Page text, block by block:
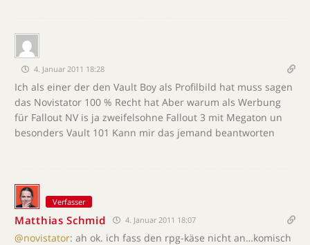
4. Januar 2011 18:28
Ich als einer der den Vault Boy als Profilbild hat muss sagen
das Novistator 100 % Recht hat Aber warum als Werbung
für Fallout NV is ja zweifelsohne Fallout 3 mit Megaton un
besonders Vault 101 Kann mir das jemand beantworten
Verfasser
Matthias Schmid 4. Januar 2011 18:07
@novistator: ah ok. ich fass den rpg-käse nicht an…komisch